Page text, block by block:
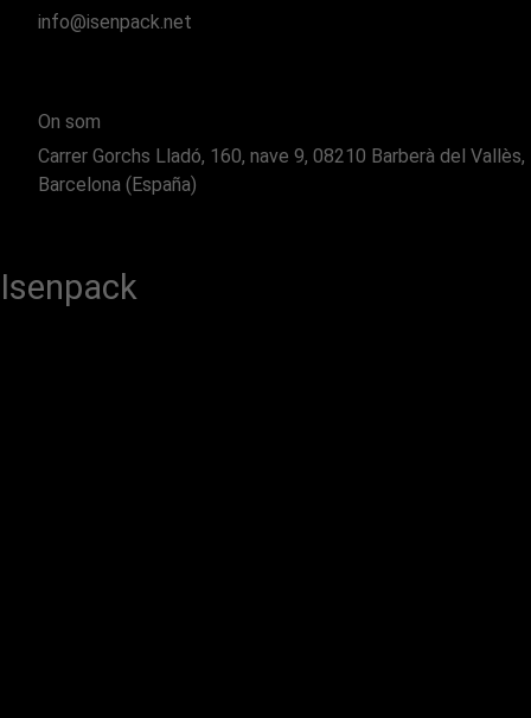
info@isenpack.net
On som
Carrer Gorchs Lladó, 160, nave 9, 08210 Barberà del Vallès,
Barcelona (España)
Isenpack